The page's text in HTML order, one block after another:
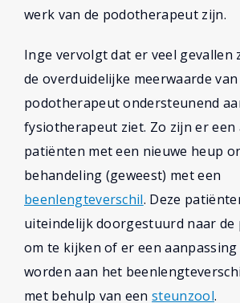
werk van de podotherapeut zijn.
Inge vervolgt dat er veel gevallen
de overduidelijke meerwaarde van
podotherapeut ondersteunend
fysiotherapeut ziet. Zo zijn er een
patiënten met een nieuwe heup
behandeling (geweest) met een
beenlengteverschil. Deze
uiteindelijk doorgestuurd naar
om te kijken of er een
worden aan het
met behulp van eensteunzool.